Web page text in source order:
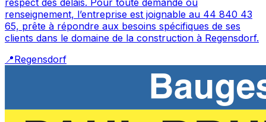
renseignement, l’entreprise est joignable au 44 840 43
65, prête à répondre aux besoins spécifiques de ses
clients dans le domaine de la construction à Regensdorf.
📍Regensdorf